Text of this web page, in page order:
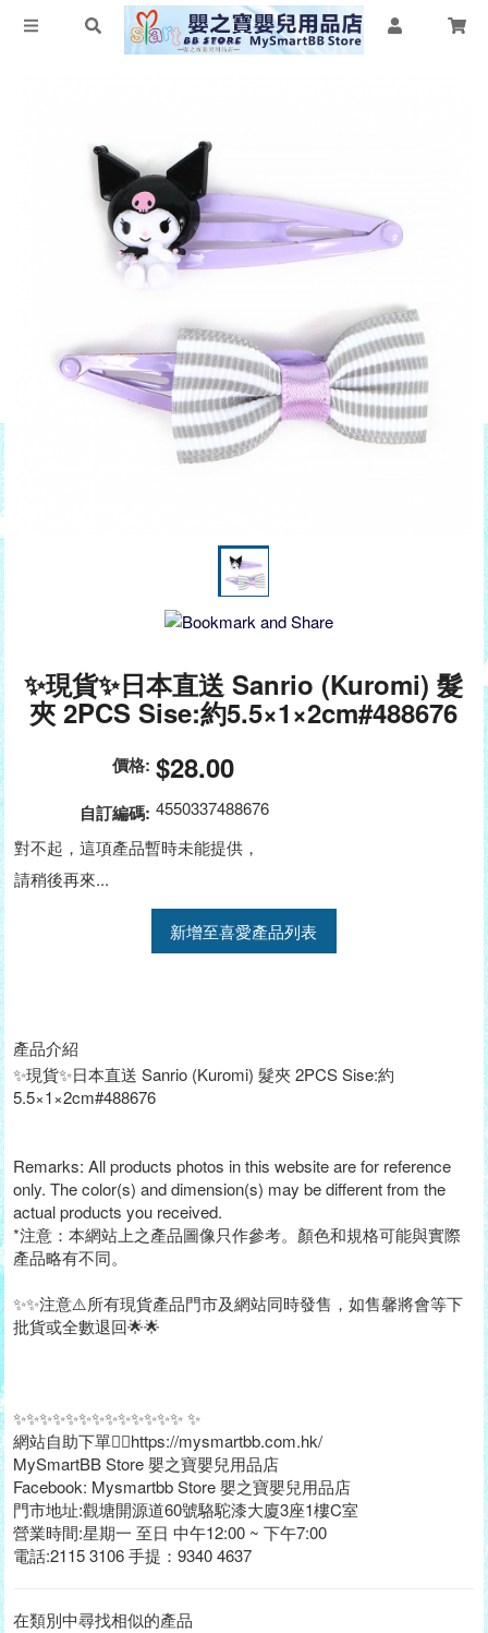
✨現貨✨日本直送 Sanrio (Kuromi) 髮
夾 2PCS Sise:約5.5×1×2cm#488676
價格: $28.00
自訂編碼: 4550337488676
對不起，這項產品暫時未能提供，
請稍後再來...
新增至喜愛產品列表
產品介紹
✨現貨✨日本直送 Sanrio (Kuromi) 髮夾 2PCS Sise:約
5.5×1×2cm#488676
Remarks: All products photos in this website are for reference
only. The color(s) and dimension(s) may be different from the
actual products you received.
*注意：本網站上之產品圖像只作參考。顏色和規格可能與實際
產品略有不同。
✨✨注意⚠️所有現貨產品門市及網站同時發售，如售馨將會等下
批貨或全數退回🌟🌟
✨✨✨✨✨✨✨✨✨✨✨✨✨ ✨
網站自助下單👉🏻https://mysmartbb.com.hk/
MySmartBB Store 嬰之寶嬰兒用品店
Facebook: Mysmartbb Store 嬰之寶嬰兒用品店
門市地址:觀塘開源道60號駱駝漆大廈3座1樓C室
營業時間:星期一 至日 中午12:00 ~ 下午7:00
電話:2115 3106 手提：9340 4637
在類別中尋找相似的產品